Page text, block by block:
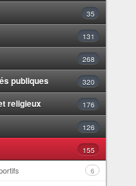
35
131
268
publiques 320
religieux 176
126
155
6